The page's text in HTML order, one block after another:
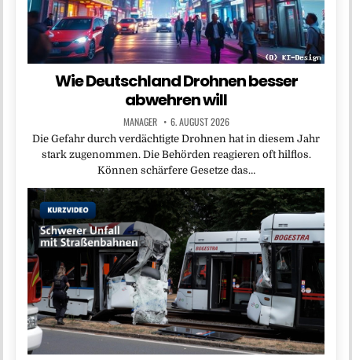
Wie Deutschland Drohnen besser
abwehren will
MANAGER 6. AUGUST 2026
Die Gefahr durch verdächtigte Drohnen hat in diesem Jahr
stark zugenommen. Die Behörden reagieren oft hilflos.
Können schärfere Gesetze das…